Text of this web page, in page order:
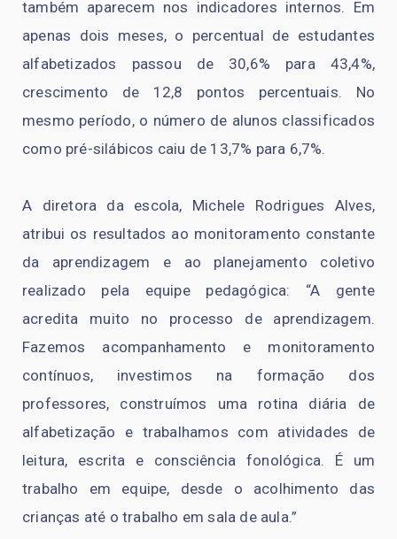
também aparecem nos indicadores internos. Em
apenas dois meses, o percentual de estudantes
alfabetizados passou de 30,6% para 43,4%,
crescimento de 12,8 pontos percentuais. No
mesmo período, o número de alunos classificados
como pré-silábicos caiu de 13,7% para 6,7%.
A diretora da escola, Michele Rodrigues Alves,
atribui os resultados ao monitoramento constante
da aprendizagem e ao planejamento coletivo
realizado pela equipe pedagógica: “A gente
acredita muito no processo de aprendizagem.
Fazemos acompanhamento e monitoramento
contínuos, investimos na formação dos
professores, construímos uma rotina diária de
alfabetização e trabalhamos com atividades de
leitura, escrita e consciência fonológica. É um
trabalho em equipe, desde o acolhimento das
crianças até o trabalho em sala de aula.”